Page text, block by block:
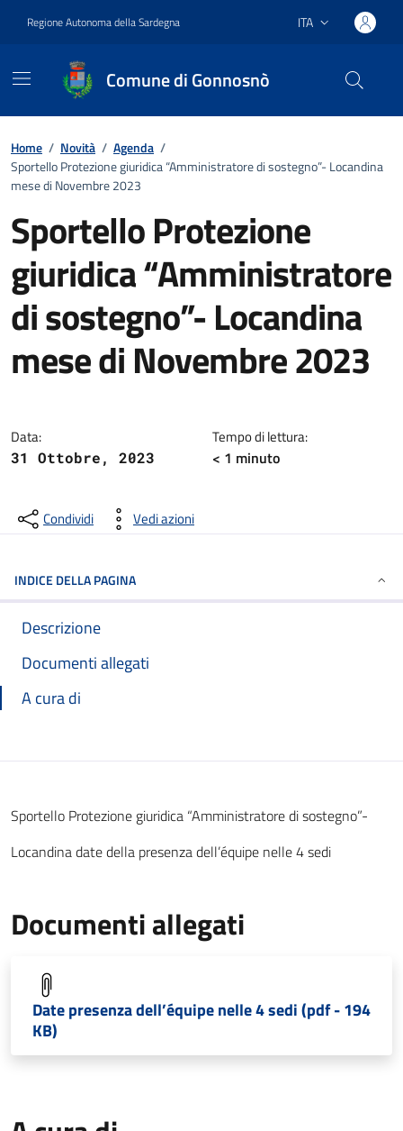
Regione Autonoma della Sardegna Lingua attiva:
ITA
Comune di Gonnosnò
Home / Novità / Agenda /
Sportello Protezione giuridica “Amministratore di sostegno”- Locandina
mese di Novembre 2023
Sportello Protezione
giuridica “Amministratore
di sostegno”- Locandina
mese di Novembre 2023
Data:
31 Ottobre, 2023
Tempo di lettura:
< 1 minuto
Condividi Vedi azioni
INDICE DELLA PAGINA
Descrizione
Documenti allegati
A cura di
Sportello Protezione giuridica “Amministratore di sostegno”-
Locandina date della presenza dell’équipe nelle 4 sedi
Documenti allegati
Date presenza dell’équipe nelle 4 sedi (pdf - 194
KB)